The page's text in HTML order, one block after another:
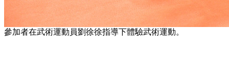
參加者在武術運動員劉徐徐指導下體驗武術運動。